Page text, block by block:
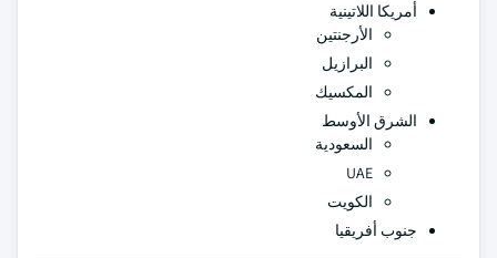
أمريكا اللاتينية
الأرجنتين
البرازيل
المكسيك
الشرق الأوسط
السعودية
UAE
الكويت
جنوب أفريقيا